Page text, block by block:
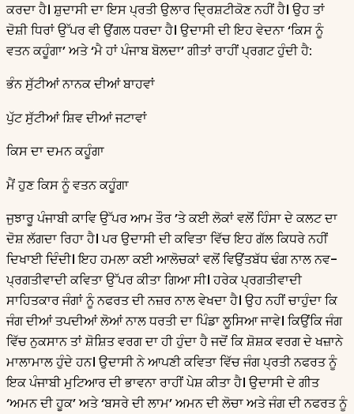
ਕਰਦਾ ਹੈ। ਸ਼ੁਦਾਸੀ ਦਾ ਇਸ ਪ੍ਰਤੀ ਉਲਾਰ ਦ੍ਰਿਸ਼ਟੀਕੋਣ ਨਹੀਂ ਹੈ। ਉਹ ਤਾਂ
ਦੋਸ਼ੀ ਧਿਰਾਂ ਉੱਪਰ ਵੀ ਉਂਗਲ ਧਰਦਾ ਹੈ। ਉਦਾਸੀ ਦੀ ਇਹ ਵੇਦਨਾ ‘ਕਿਸ ਨੂੰ
ਵਤਨ ਕਹੂੰਗਾ’ ਅਤੇ ‘ਮੈ ਹਾਂ ਪੰਜਾਬ ਬੋਲਦਾ’ ਗੀਤਾਂ ਰਾਹੀਂ ਪ੍ਰਗਟ ਹੁੰਦੀ ਹੈ:
ਭੰਨ ਸੁੱਟੀਆਂ ਨਾਨਕ ਦੀਆਂ ਬਾਹਵਾਂ
ਪੁੱਟ ਸੁੱਟੀਆਂ ਸ਼ਿਵ ਦੀਆਂ ਜਟਾਵਾਂ
ਕਿਸ ਦਾ ਦਮਨ ਕਹੂੰਗਾ
ਮੈਂ ਹੁਣ ਕਿਸ ਨੂੰ ਵਤਨ ਕਹੂੰਗਾ
ਜੁਝਾਰੂ ਪੰਜਾਬੀ ਕਾਵਿ ਉੱਪਰ ਆਮ ਤੌਰ ’ਤੇ ਕਈ ਲੋਕਾਂ ਵਲੋਂ ਹਿੰਸਾ ਦੇ ਕਲਟ ਦਾ
ਦੋਸ਼ ਲੱਗਦਾ ਰਿਹਾ ਹੈ। ਪਰ ਉਦਾਸੀ ਦੀ ਕਵਿਤਾ ਵਿੱਚ ਇਹ ਗੱਲ ਕਿਧਰੇ ਨਹੀਂ
ਦਿਖਾਈ ਦਿੰਦੀ। ਇਹ ਹਮਲਾ ਕਈ ਆਲੋਚਕਾਂ ਵਲੋਂ ਵਿਉਂਤਬੱਧ ਢੰਗ ਨਾਲ ਨਵ-
ਪ੍ਰਗਤੀਵਾਦੀ ਕਵਿਤਾ ਉੱਪਰ ਕੀਤਾ ਗਿਆ ਸੀ। ਹਰੇਕ ਪ੍ਰਗਤੀਵਾਦੀ
ਸਾਹਿਤਕਾਰ ਜੰਗਾਂ ਨੂੰ ਨਫਰਤ ਦੀ ਨਜ਼ਰ ਨਾਲ ਵੇਖਦਾ ਹੈ। ਉਹ ਨਹੀਂ ਚਾਹੁੰਦਾ ਕਿ
ਜੰਗ ਦੀਆਂ ਤਪਦੀਆਂ ਲੋਆਂ ਨਾਲ ਧਰਤੀ ਦਾ ਪਿੰਡਾ ਲੂਸਿਆ ਜਾਵੇ। ਕਿਉਂਕਿ ਜੰਗ
ਵਿੱਚ ਨੁਕਸਾਨ ਤਾਂ ਸ਼ੋਸ਼ਿਤ ਵਰਗ ਦਾ ਹੀ ਹੁੰਦਾ ਹੈ ਜਦੋਂ ਕਿ ਸ਼ੋਸ਼ਕ ਵਰਗ ਦੇ ਖਜ਼ਾਨੇ
ਮਾਲਾਮਾਲ ਹੁੰਦੇ ਹਨ। ਉਦਾਸੀ ਨੇ ਆਪਣੀ ਕਵਿਤਾ ਵਿੱਚ ਜੰਗ ਪ੍ਰਤੀ ਨਫਰਤ ਨੂੰ
ਇਕ ਪੰਜਾਬੀ ਮੁਟਿਆਰ ਦੀ ਭਾਵਨਾ ਰਾਹੀਂ ਪੇਸ਼ ਕੀਤਾ ਹੈ। ਉਦਾਸੀ ਦੇ ਗੀਤ
‘ਅਮਨ ਦੀ ਹੂਕ’ ਅਤੇ ‘ਬਸਰੇ ਦੀ ਲਾਮ’ ਅਮਨ ਦੀ ਲੋਚਾ ਅਤੇ ਜੰਗ ਦੀ ਨਫਰਤ ਨੂੰ